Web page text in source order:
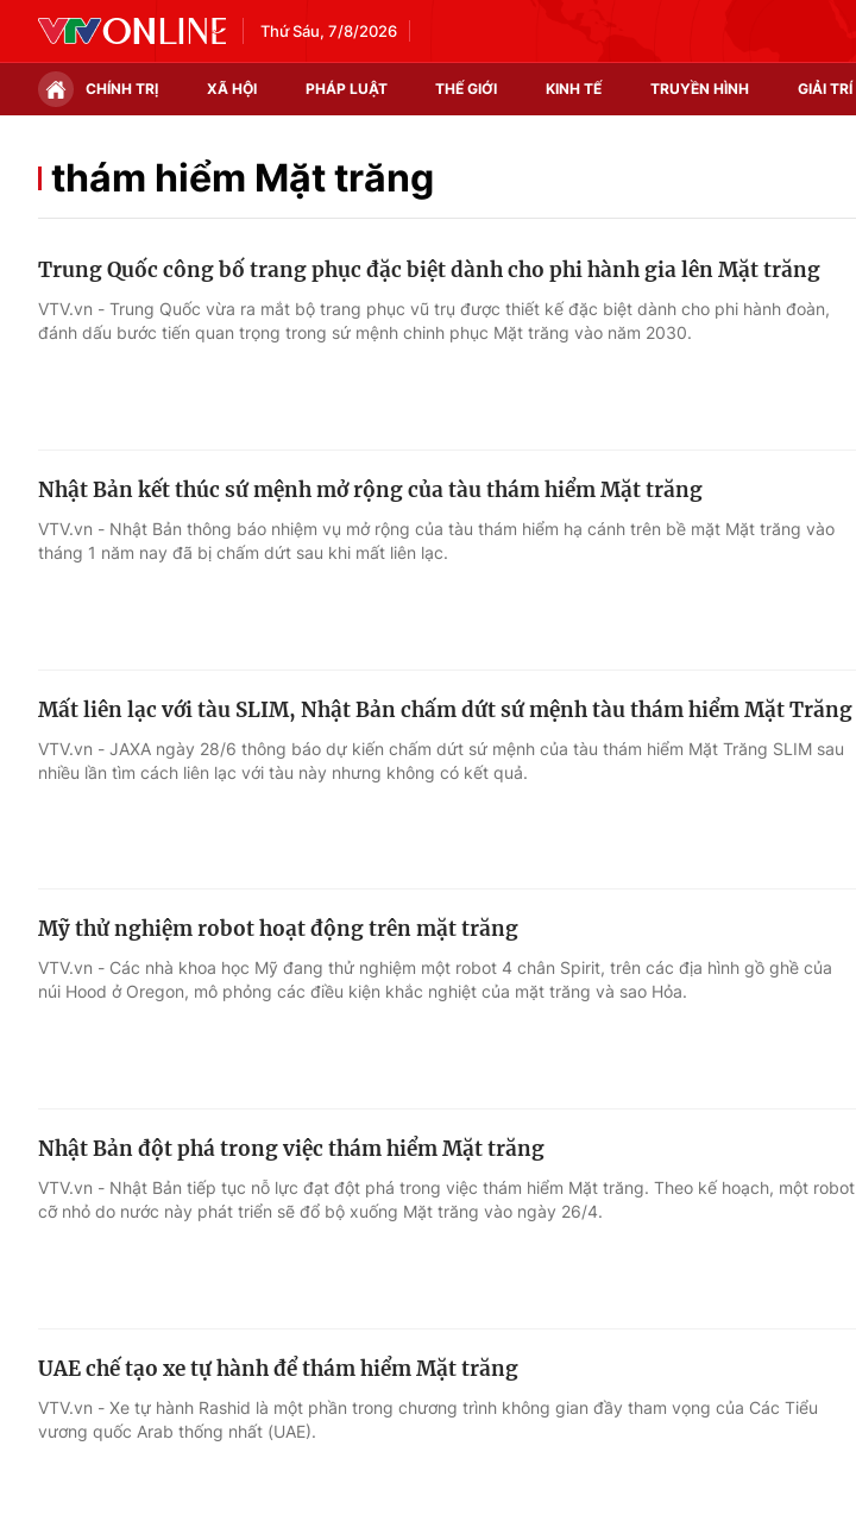
Thứ Sáu, 7/8/2026
CHÍNH TRỊ XÃ HỘI PHÁP LUẬT THẾ GIỚI KINH TẾ TRUYỀN HÌNH GIẢI TRÍ
Chính trị Xã hội
Thế giới đó đây
Thị trường
Hậu trường
Điện ảnh
Âm nhạc
Sao
Du lịch
Làm đẹp
Chất lượng cuộc sống
Tuyển sinh
Học trực tuyến
thám hiểm Mặt trăng
Trung Quốc công bố trang phục đặc biệt dành cho phi hành gia lên Mặt trăng
VTV.vn - Trung Quốc vừa ra mắt bộ trang phục vũ trụ được thiết kế đặc biệt dành cho phi hành đoàn,
đánh dấu bước tiến quan trọng trong sứ mệnh chinh phục Mặt trăng vào năm 2030.
Nhật Bản kết thúc sứ mệnh mở rộng của tàu thám hiểm Mặt trăng
VTV.vn - Nhật Bản thông báo nhiệm vụ mở rộng của tàu thám hiểm hạ cánh trên bề mặt Mặt trăng vào
tháng 1 năm nay đã bị chấm dứt sau khi mất liên lạc.
Mất liên lạc với tàu SLIM, Nhật Bản chấm dứt sứ mệnh tàu thám hiểm Mặt Trăng
VTV.vn - JAXA ngày 28/6 thông báo dự kiến chấm dứt sứ mệnh của tàu thám hiểm Mặt Trăng SLIM sau
nhiều lần tìm cách liên lạc với tàu này nhưng không có kết quả.
Mỹ thử nghiệm robot hoạt động trên mặt trăng
VTV.vn - Các nhà khoa học Mỹ đang thử nghiệm một robot 4 chân Spirit, trên các địa hình gồ ghề của
núi Hood ở Oregon, mô phỏng các điều kiện khắc nghiệt của mặt trăng và sao Hỏa.
Nhật Bản đột phá trong việc thám hiểm Mặt trăng
VTV.vn - Nhật Bản tiếp tục nỗ lực đạt đột phá trong việc thám hiểm Mặt trăng. Theo kế hoạch, một robot
cỡ nhỏ do nước này phát triển sẽ đổ bộ xuống Mặt trăng vào ngày 26/4.
UAE chế tạo xe tự hành để thám hiểm Mặt trăng
VTV.vn - Xe tự hành Rashid là một phần trong chương trình không gian đầy tham vọng của Các Tiểu
vương quốc Arab thống nhất (UAE).